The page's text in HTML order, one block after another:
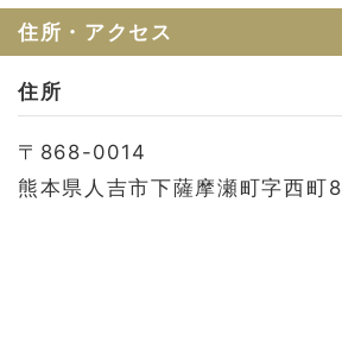
住所・アクセス
住所
〒868-0014
熊本県人吉市下薩摩瀬町字西町